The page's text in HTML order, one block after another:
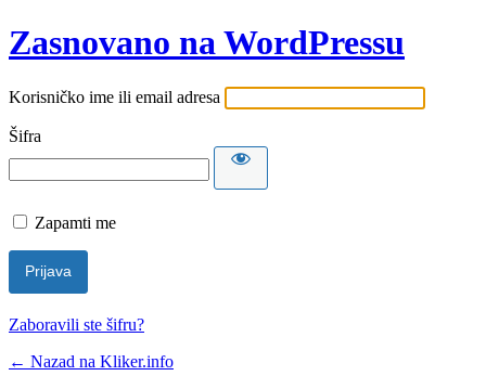
Zasnovano na WordPressu
Korisničko ime ili email adresa
Šifra
Zapamti me
Zaboravili ste šifru?
← Nazad na Kliker.info